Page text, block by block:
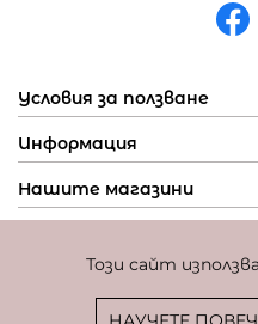
Този сайт
Условия за ползване
Информация
Нашите магазини
Фиксиран курс за